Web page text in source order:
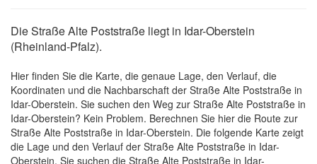
Die Straße Alte Poststraße liegt in Idar-Oberstein
(Rheinland-Pfalz).
Hier finden Sie die Karte, die genaue Lage, den Verlauf, die
Koordinaten und die Nachbarschaft der Straße Alte Poststraße in
Idar-Oberstein. Sie suchen den Weg zur Straße Alte Poststraße in
Idar-Oberstein? Kein Problem. Berechnen Sie hier die Route zur
Straße Alte Poststraße in Idar-Oberstein. Die folgende Karte zeigt
die Lage und den Verlauf der Straße Alte Poststraße in Idar-
Oberstein. Sie suchen die Straße Alte Poststraße in Idar-